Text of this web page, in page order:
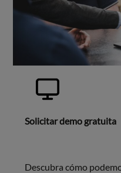
Solicitar demo gratuita
Descubra cómo